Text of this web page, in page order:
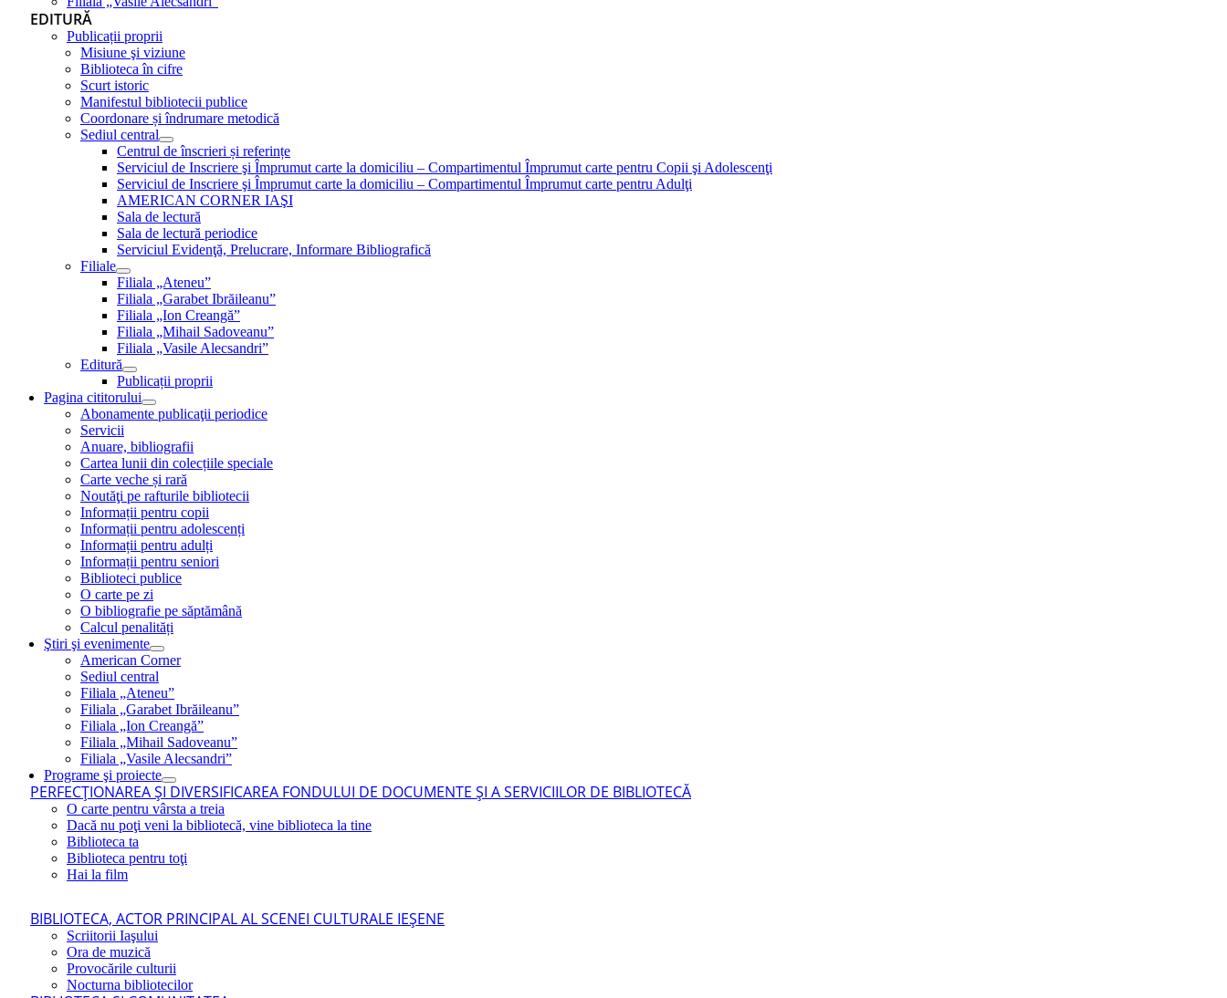
EDITURĂ
Publicații proprii
Misiune şi viziune
Biblioteca în cifre
Scurt istoric
Manifestul bibliotecii publice
Coordonare și îndrumare metodică
Sediul central
Centrul de înscrieri și referințe
Serviciul de Inscriere şi Împrumut carte la domiciliu – Compartimentul Împrumut carte pentru Copii şi Adolescenţi
Serviciul de Inscriere şi Împrumut carte la domiciliu – Compartimentul Împrumut carte pentru Adulţi
AMERICAN CORNER IAŞI
Sala de lectură
Sala de lectură periodice
Serviciul Evidenţă, Prelucrare, Informare Bibliografică
Filiale
Filiala „Ateneu”
Filiala „Garabet Ibrăileanu”
Filiala „Ion Creangă”
Filiala „Mihail Sadoveanu”
Filiala „Vasile Alecsandri”
Editură
Publicații proprii
Pagina cititorului
Abonamente publicaţii periodice
Servicii
Anuare, bibliografii
Cartea lunii din colecțiile speciale
Carte veche și rară
Noutăţi pe rafturile bibliotecii
Informații pentru copii
Informații pentru adolescenți
Informații pentru adulți
Informații pentru seniori
Biblioteci publice
O carte pe zi
O bibliografie pe săptămână
Calcul penalități
Ştiri şi evenimente
American Corner
Sediul central
Filiala „Ateneu”
Filiala „Garabet Ibrăileanu”
Filiala „Ion Creangă”
Filiala „Mihail Sadoveanu”
Filiala „Vasile Alecsandri”
Programe şi proiecte
PERFECŢIONAREA ŞI DIVERSIFICAREA FONDULUI DE DOCUMENTE ŞI A SERVICIILOR DE BIBLIOTECĂ
O carte pentru vârsta a treia
Dacă nu poţi veni la bibliotecă, vine biblioteca la tine
Biblioteca ta
Biblioteca pentru toţi
Hai la film
BIBLIOTECA, ACTOR PRINCIPAL AL SCENEI CULTURALE IEŞENE
Scriitorii Iaşului
Ora de muzică
Provocările culturii
Nocturna bibliotecilor